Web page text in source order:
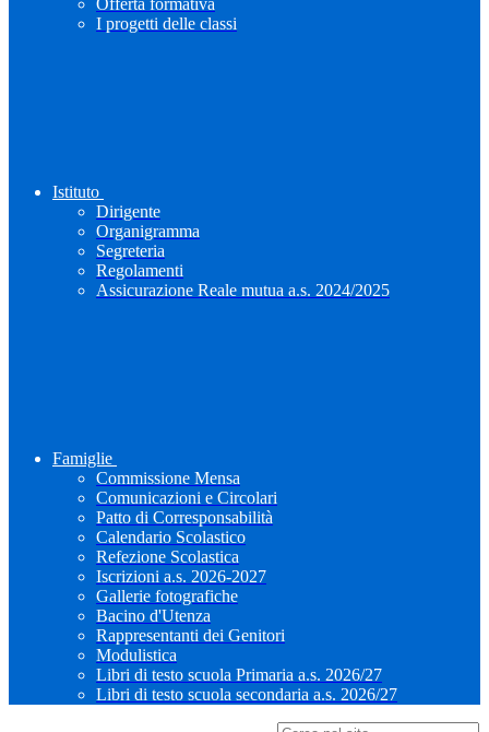
Offerta formativa
I progetti delle classi
Istituto
Dirigente
Organigramma
Segreteria
Regolamenti
Assicurazione Reale mutua a.s. 2024/2025
Famiglie
Commissione Mensa
Comunicazioni e Circolari
Patto di Corresponsabilità
Calendario Scolastico
Refezione Scolastica
Iscrizioni a.s. 2026-2027
Gallerie fotografiche
Bacino d'Utenza
Rappresentanti dei Genitori
Modulistica
Libri di testo scuola Primaria a.s. 2026/27
Libri di testo scuola secondaria a.s. 2026/27